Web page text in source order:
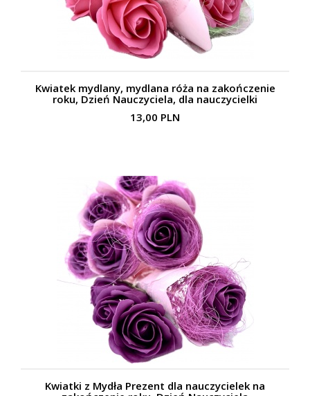
Kwiatek mydlany, mydlana róża na zakończenie
roku, Dzień Nauczyciela, dla nauczycielki
13,00 PLN
Kwiatki z Mydła Prezent dla nauczycielek na